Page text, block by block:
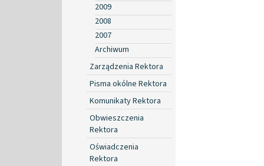
2009
2008
2007
Archiwum
Zarządzenia Rektora
Pisma okólne Rektora
Komunikaty Rektora
Obwieszczenia
Rektora
Oświadczenia
Rektora